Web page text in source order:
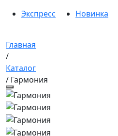
Экспресс
Новинка
Главная
/
Каталог
/ Гармония